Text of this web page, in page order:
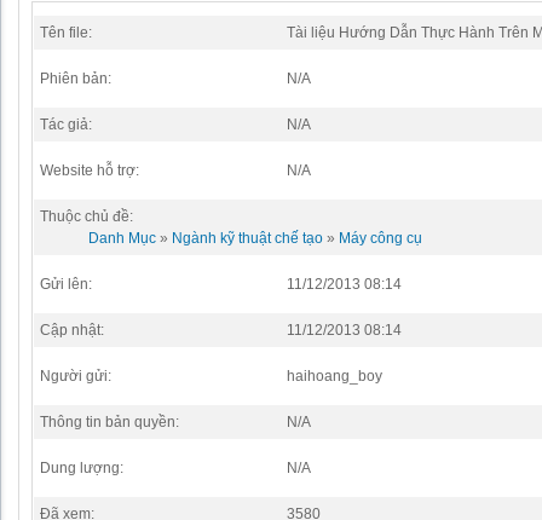
Tên file: Tài liệu Hướng Dẫn Thực Hành Trên
Phiên bản: N/A
Tác giả: N/A
Website hỗ trợ: N/A
Thuộc chủ đề:
Danh Mục » Ngành kỹ thuật chế tạo » Máy công cụ
Gửi lên: 11/12/2013 08:14
Cập nhật: 11/12/2013 08:14
Người gửi: haihoang_boy
Thông tin bản quyền: N/A
Dung lượng: N/A
Đã xem: 3580